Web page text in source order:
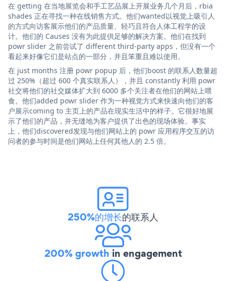
在 getting 在当地展览会和手工艺品展上开展业务几个月后，rbia
shades 正在寻找一种在线销售方式。他们wanted以视觉上吸引人
的方式向访客展示他们的产品质量、轻巧且符合人体工程学的设
计。他们的 Causes 没有为此提供足够的解决方案。他们在找到
powr slider 之前尝试了 different third-party apps，但没有一个
看起来好像它们是站点的一部分，并且笨重且难以使用。
在 just months 注册 powr popup 后，他们boost 的联系人数量超
过 250%（超过 600 个真实联系人），并且 constantly 利用 powr
社交将他们的社交媒体扩大到 6000 多个关注者在他们的网站上喂
食。他们added powr slider 作为一种视觉方式来快速向他们的客
户展示coming to 主页上的产品在现实生活中的样子。它很好地展
示了他们的产品，并无缝地为客户提供了出色的现场体验。事实
上，他们discovered发现与他们网站上的 powr 应用程序交互的访
问者的参与时间是他们网站上任何其他人的 2.5 倍。
250%的增长的联系人
200% growth in engagement